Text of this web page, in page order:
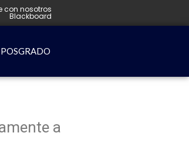
con nosotros
Blackboard
POSGRADO
a